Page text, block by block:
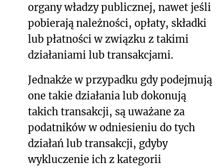
organy władzy publicznej, nawet jeśli
pobierają należności, opłaty, składki
lub płatności w związku z takimi
działaniami lub transakcjami.
Jednakże w przypadku gdy podejmują
one takie działania lub dokonują
takich transakcji, są uważane za
podatników w odniesieniu do tych
działań lub transakcji, gdyby
wykluczenie ich z kategorii